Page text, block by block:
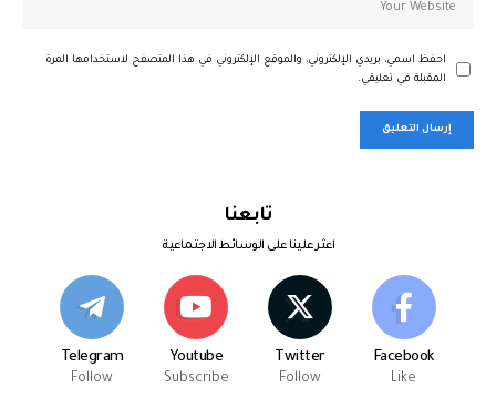
احفظ اسمي، بريدي الإلكتروني، والموقع الإلكتروني في هذا المتصفح لاستخدامها المرة
المقبلة في تعليقي.
تابعنا
اعثر علينا على الوسائط الاجتماعية
Facebook
Like
Twitter
Follow
Youtube
Subscribe
Telegram
Follow